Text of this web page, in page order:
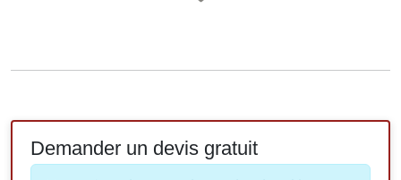
Demander un devis gratuit